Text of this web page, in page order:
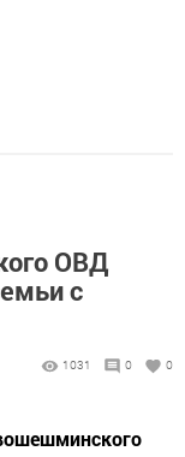
ОВД
с
1031 0 0